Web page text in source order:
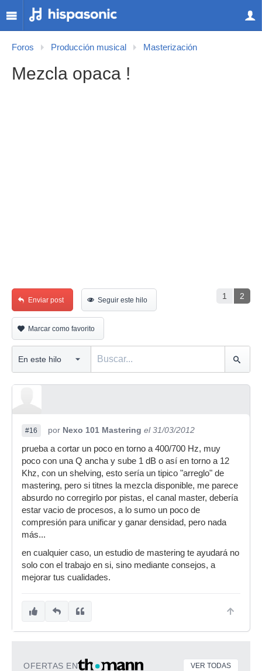
Foros Producción musical Masterización
Mezcla opaca !
1 2
Enviar post Seguir este hilo
Marcar como favorito
#16 por Nexo 101 Mastering el 31/03/2012
prueba a cortar un poco en torno a 400/700 Hz, muy
poco con una Q ancha y sube 1 dB o así en torno a 12
Khz, con un shelving, esto sería un tipico "arreglo" de
mastering, pero si titnes la mezcla disponible, me parece
absurdo no corregirlo por pistas, el canal master, debería
estar vacio de procesos, a lo sumo un poco de
compresión para unificar y ganar densidad, pero nada
más...
en cualquier caso, un estudio de mastering te ayudará no
solo con el trabajo en si, sino mediante consejos, a
mejorar tus cualidades.
OFERTAS EN VER TODAS